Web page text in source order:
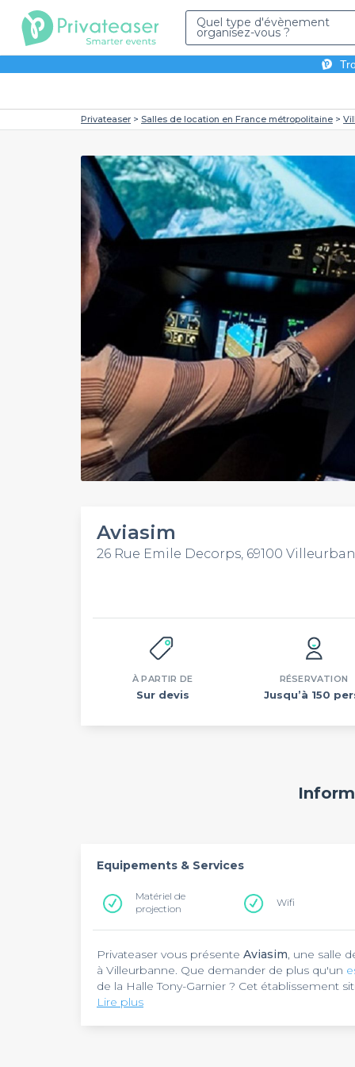
Quel type d'évènement
organisez-vous ?
Privateaser Salles de location en France métropolitaine
Aviasim
26 Rue Emile Decorps, 69100
À PARTIR DE
Sur devis
RÉSERVATION
Jusqu’à 150
Equipements & Services
Matériel de
projection
Wifi
Privateaser vous présente Aviasim, une salle
à Villeurbanne. Que demander de plus qu'un
de la Halle Tony-Garnier ? Cet établissement
besoin d'organiser un évènement ? Qu'il
Lire plus